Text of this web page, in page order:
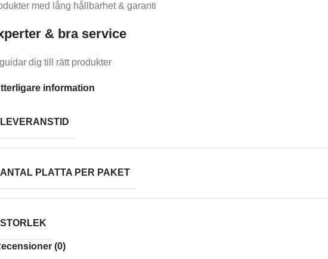
med lång hållbarhet & garanti
& bra service
dig till rätt produkter
information
LEVERANSTID
ANTAL PLATTA PER PAKET
STORLEK
(0)